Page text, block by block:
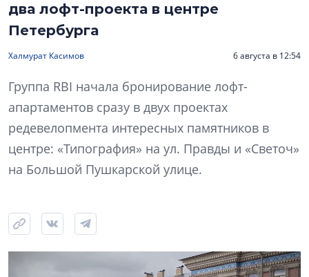
два лофт-проекта в центре
Петербурга
Халмурат Касимов 6 августа в 12:54
Группа RBI начала бронирование лофт-
апартаментов сразу в двух проектах
редевелопмента интересных памятников в
центре: «Типография» на ул. Правды и «Светоч»
на Большой Пушкарской улице.